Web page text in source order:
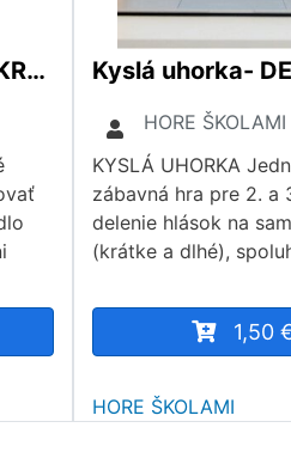
RANNÉ KOMUNITNÉ KRUHY- aktivity na začiatok dňa
HORE ŠKOLAMI
KYSLÁ UHORKA
zábavná hra pre 2. a
delenie hlások na
(krátke a dlhé),
1,50
HORE ŠKOLAMI